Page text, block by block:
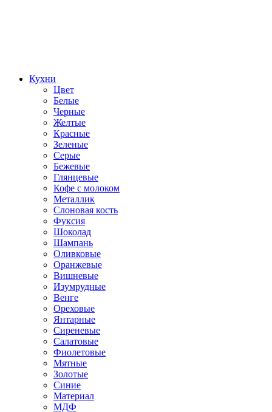
Кухни
Цвет
Белые
Черные
Желтые
Красные
Зеленые
Серые
Бежевые
Глянцевые
Кофе с молоком
Металлик
Слоновая кость
Фуксия
Шоколад
Шампань
Оливковые
Оранжевые
Вишневые
Изумрудные
Венге
Ореховые
Янтарные
Сиреневые
Салатовые
Фиолетовые
Мятные
Золотые
Синие
Материал
МДФ